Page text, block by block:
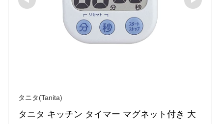
タニタ(Tanita)
タニタ キッチン タイマー マグネット付き 大